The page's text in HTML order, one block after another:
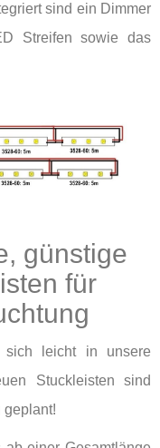
sind ein Dimmer
Streifen sowie das
günstige
für
sich leicht in unsere
Stuckleisten sind
geplant!